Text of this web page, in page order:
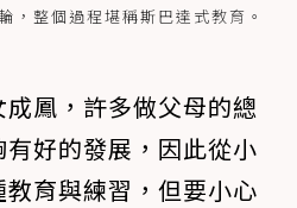
，整個過程堪稱斯巴達式教育。
鳳，許多做父母的總
好的發展，因此從小
育與練習，但要小心